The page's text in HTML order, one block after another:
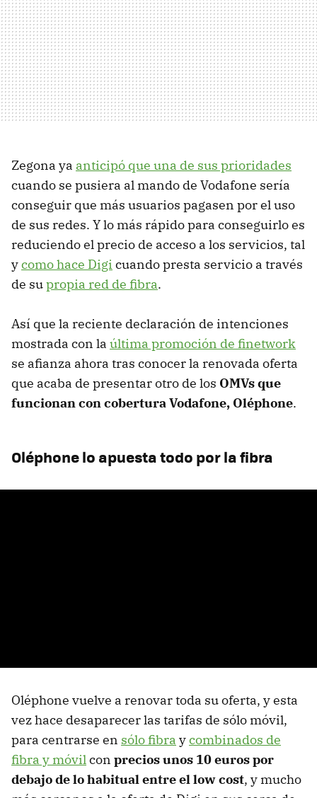
Zegona ya anticipó que una de sus prioridades
cuando se pusiera al mando de Vodafone sería
conseguir que más usuarios pagasen por el uso
de sus redes. Y lo más rápido para conseguirlo es
reduciendo el precio de acceso a los servicios, tal
ycomo hace Digi cuando presta servicio a través
de supropia red de fibra.
Así que la reciente declaración de intenciones
mostrada con la última promoción de finetwork
se afianza ahora tras conocer la renovada oferta
que acaba de presentar otro de los OMVs que
funcionan con cobertura Vodafone, Oléphone.
Oléphone lo apuesta todo por la fibra
Oléphone vuelve a renovar toda su oferta, y esta
vez hace desaparecer las tarifas de sólo móvil,
para centrarse en sólo fibra ycombinados de
fibra y móvilcon precios unos 10 euros por
debajo de lo habitual entre el low cost, y mucho